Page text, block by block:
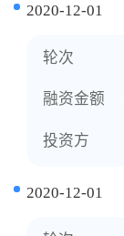
2020-12-01
轮次
融资金额
投资方
2020-12-01